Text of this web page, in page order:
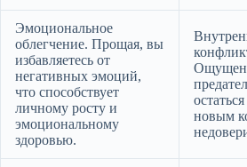
Эмоциональное
облегчение. Прощая, вы
избавляетесь от
негативных эмоций,
что способствует
личному росту и
эмоциональному
здоровью.
новым